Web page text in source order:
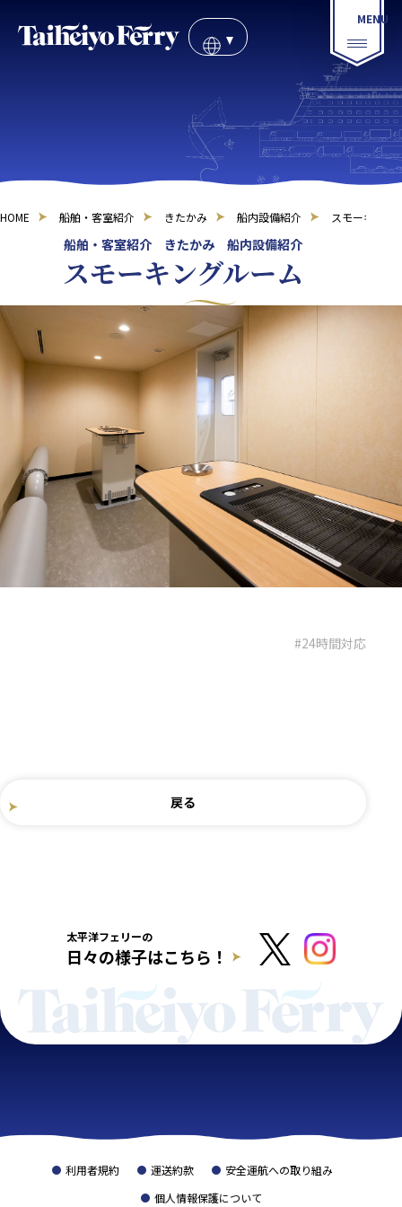
HOME 船舶・客室紹介 きたかみ 船内設備紹介 スモーキング
船舶・客室紹介 きたかみ 船内設備紹介
スモーキングルーム
#24時間対応
戻る
太平洋フェリーの
日々の様子はこちら！
利用者規約 運送約款
安全運航への取り組み
個人情報保護について